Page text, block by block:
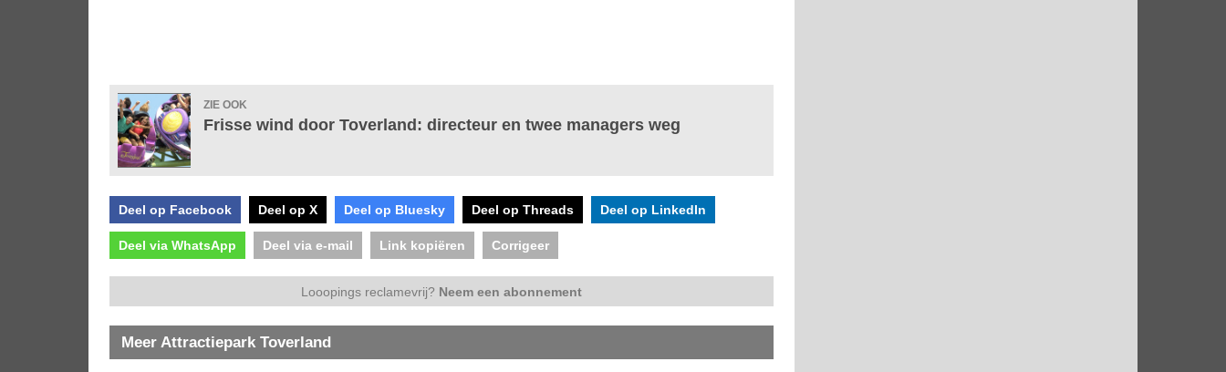
ZIE OOK
Frisse wind door Toverland: directeur en twee managers weg
Deel op Facebook Deel op X Deel op Bluesky Deel op Threads Deel op LinkedIn
Deel via WhatsApp Deel via e-mail Link kopiëren Corrigeer
Looopings reclamevrij? Neem een abonnement
Meer Attractiepark Toverland